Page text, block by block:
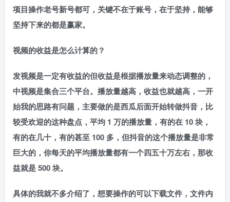
项目操作老号新号都可，关键不在于账号，在于坚持，能够
坚持下来的都是赢家。
视频的收益是怎么计算的？
发视频是一定有收益的但收益是根据播放量来动态调整的，
中视频是集合三个平台。播放量越高，收益也就越高，一开
始我的思路有问题，主要做的是西瓜后面开始转做抖音，比
较受欢迎的这种盘点，平均 1 万的播放量，有的在 10 块，
有的在几十，有的甚至 100 多，但抖音的这个播放量是非常
巨大的，你每天的平均播放量都有一个四五十万左右，那收
益就是 500 块。
具体的我就不多介绍了，想要操作的可以下载文件，文件内